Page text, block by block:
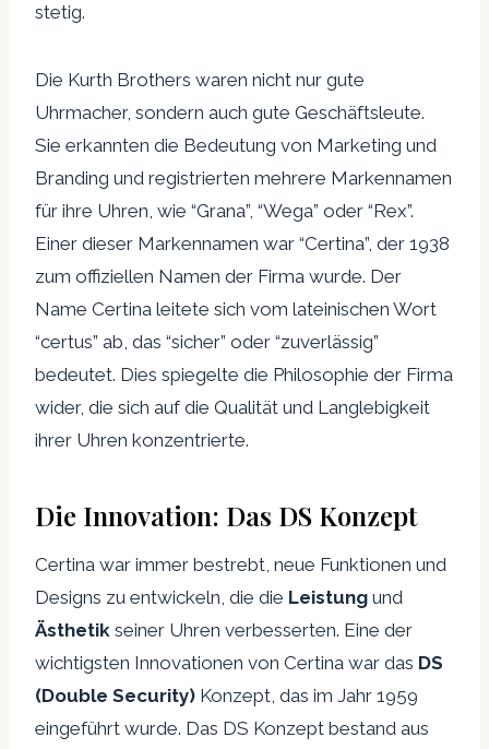
stetig.
Die Kurth Brothers waren nicht nur gute
Uhrmacher, sondern auch gute Geschäftsleute.
Sie erkannten die Bedeutung von Marketing und
Branding und registrierten mehrere Markennamen
für ihre Uhren, wie “Grana”, “Wega” oder “Rex”.
Einer dieser Markennamen war “Certina”, der 1938
zum offiziellen Namen der Firma wurde. Der
Name Certina leitete sich vom lateinischen Wort
“certus” ab, das “sicher” oder “zuverlässig”
bedeutet. Dies spiegelte die Philosophie der Firma
wider, die sich auf die Qualität und Langlebigkeit
ihrer Uhren konzentrierte.
Die Innovation: Das DS Konzept
Certina war immer bestrebt, neue Funktionen und
Designs zu entwickeln, die die Leistung und
Ästhetik seiner Uhren verbesserten. Eine der
wichtigsten Innovationen von Certina war das DS
(Double Security) Konzept, das im Jahr 1959
eingeführt wurde. Das DS Konzept bestand aus